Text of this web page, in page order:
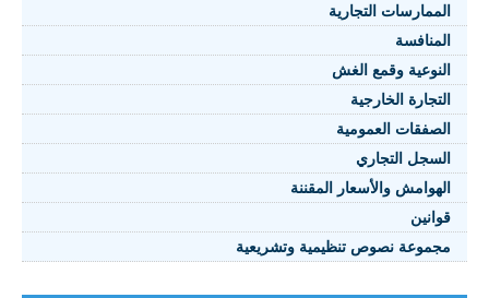
الممارسات التجارية
المنافسة
النوعية وقمع الغش
التجارة الخارجية
الصفقات العمومية
السجل التجاري
الهوامش والأسعار المقننة
قوانين
مجموعة نصوص تنظيمية وتشريعية